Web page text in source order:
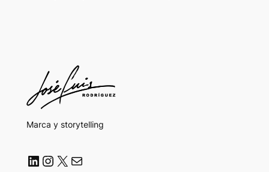
Marca y storytelling
LinkedIn Instagram X Correo electrónico